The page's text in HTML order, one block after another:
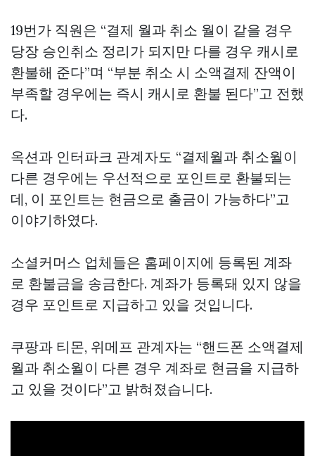
19번가 직원은 “결제 월과 취소 월이 같을 경우
당장 승인취소 정리가 되지만 다를 경우 캐시로
환불해 준다”며 “부분 취소 시 소액결제 잔액이
부족할 경우에는 즉시 캐시로 환불 된다”고 전했
다.
옥션과 인터파크 관계자도 “결제월과 취소월이
다른 경우에는 우선적으로 포인트로 환불되는
데, 이 포인트는 현금으로 출금이 가능하다”고
이야기하였다.
소셜커머스 업체들은 홈페이지에 등록된 계좌
로 환불금을 송금한다. 계좌가 등록돼 있지 않을
경우 포인트로 지급하고 있을 것입니다.
쿠팡과 티몬, 위메프 관계자는 “핸드폰 소액결제
월과 취소월이 다른 경우 계좌로 현금을 지급하
고 있을 것이다”고 밝혀졌습니다.